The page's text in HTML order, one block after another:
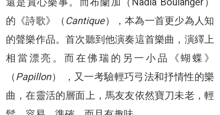
的《詩歌》（ Cantique），本為一首更少為人知
的聲樂作品。首次聽到他演奏這首樂曲，演繹上
相當漂亮。而在佛瑞的另一小品《蝴蝶》
（Papillon） ，又一考驗輕巧弓法和抒情性的樂
曲，在靈活的層面上，馬友友依然寶刀未老，輕